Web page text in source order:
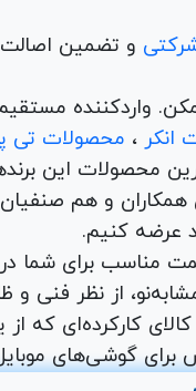
و تضمین اصالت
زمان ممکن. واردکننده
انکر ، محصولات تی
محصولات این
بهترین قیمت رقابتی برای
عرضه کنیم.
مناسب برای شما
از نظر فنی و
کارکرده‌ای که از